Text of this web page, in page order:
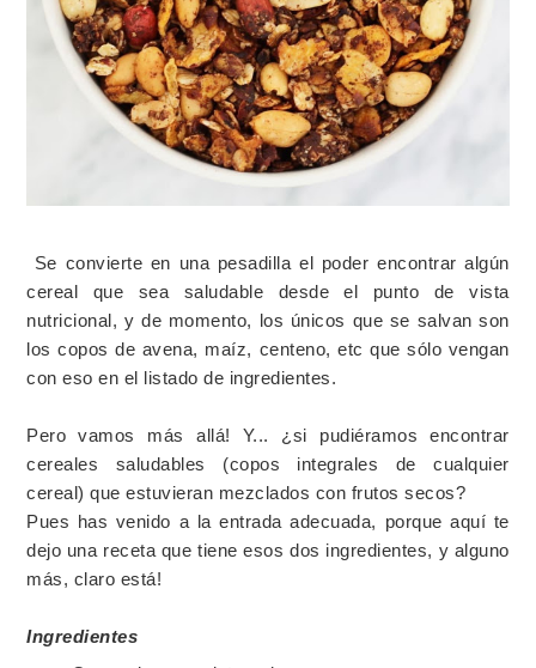
Se convierte en una pesadilla el poder encontrar algún
cereal que sea saludable desde el punto de vista
nutricional, y de momento, los únicos que se salvan son
los copos de avena, maíz, centeno, etc que sólo vengan
con eso en el listado de ingredientes.
Pero vamos más allá! Y... ¿si pudiéramos encontrar
cereales saludables (copos integrales de cualquier
cereal) que estuvieran mezclados con frutos secos?
Pues has venido a la entrada adecuada, porque aquí te
dejo una receta que tiene esos dos ingredientes, y alguno
más, claro está!
Ingredientes